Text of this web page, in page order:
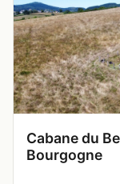
Cabane du
Bourgogne